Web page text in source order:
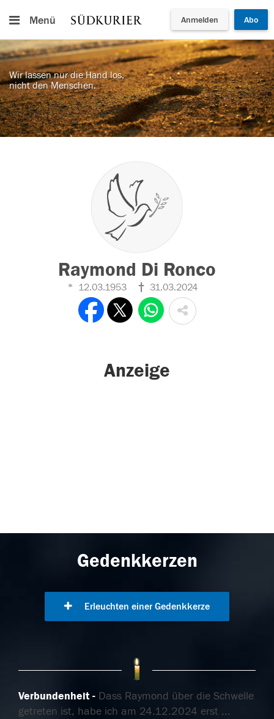
Menü Anmelden Abo
Wir lassen nur die Hand los,
nicht den Menschen.
Raymond Di Ronco
12.03.1953 31.03.2024
Anzeige
Gedenkkerzen
Erleuchten einer Gedenkkerze
Verbundenheit
Dass Raymond über die Schwelle
getreten ist, habe ich am 24.12.2024 erst ...